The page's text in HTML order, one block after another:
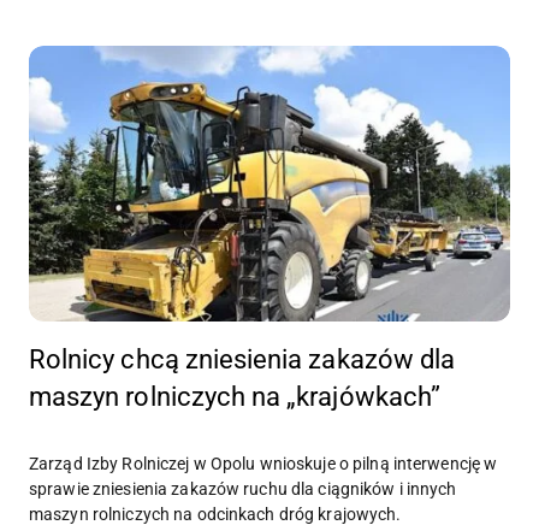
Rolnicy chcą zniesienia zakazów dla
maszyn rolniczych na „krajówkach”
Zarząd Izby Rolniczej w Opolu wnioskuje o pilną interwencję w
sprawie zniesienia zakazów ruchu dla ciągników i innych
maszyn rolniczych na odcinkach dróg krajowych.